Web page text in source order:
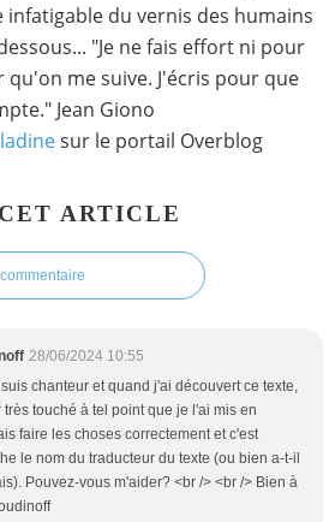
infatigable du vernis des humains
"Je ne fais effort ni pour
me suive. J'écris pour que
Jean Giono
sur le portail Overblog
ARTICLE
28/06/2024 10:55
chanteur et quand j'ai découvert ce texte,
touché à tel point que je l'ai mis en
faire les choses correctement et c'est
le nom du traducteur du texte (ou bien a-t-il
Pouvez-vous m'aider? <br /> <br /> Bien à